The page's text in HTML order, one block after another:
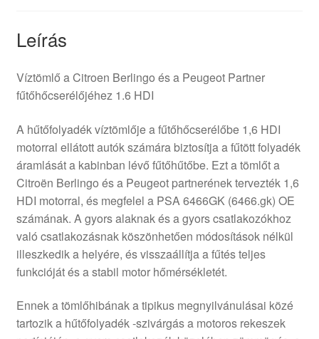
Leírás
Víztömlő a Citroen Berlingo és a Peugeot Partner
fűtőhőcserélőjéhez 1.6 HDI
A hűtőfolyadék víztömlője a fűtőhőcserélőbe 1,6 HDI
motorral ellátott autók számára biztosítja a fűtött folyadék
áramlását a kabinban lévő fűtőhűtőbe. Ezt a tömlőt a
Citroën Berlingo és a Peugeot partnerének tervezték 1,6
HDI motorral, és megfelel a PSA 6466GK (6466.gk) OE
számának. A gyors alaknak és a gyors csatlakozókhoz
való csatlakozásnak köszönhetően módosítások nélkül
illeszkedik a helyére, és visszaállítja a fűtés teljes
funkcióját és a stabil motor hőmérsékletét.
Ennek a tömlőhibának a tipikus megnyilvánulásai közé
tartozik a hűtőfolyadék -szivárgás a motoros rekeszek